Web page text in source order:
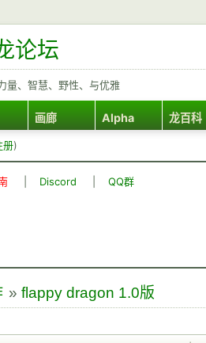
论坛
量、智慧、野性、与优雅
画廊 Alpha 龙百科
册)
Discord QQ群
»flappy dragon 1.0版